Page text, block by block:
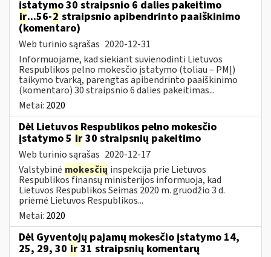
įstatymo 30 straipsnio 6 dalies pakeitimo
ir...56-2 straipsnio apibendrinto paaiškinimo
(komentaro)
Web turinio sąrašas 2020-12-31
Informuojame, kad siekiant suvienodinti Lietuvos
Respublikos pelno mokesčio įstatymo (toliau – PMĮ)
taikymo tvarką, parengtas apibendrinto paaiškinimo
(komentaro) 30 straipsnio 6 dalies pakeitimas...
Metai: 2020
Dėl Lietuvos Respublikos pelno mokesčio
įstatymo 5 ir 30 straipsnių pakeitimo
Web turinio sąrašas 2020-12-17
Valstybinė mokesčių inspekcija prie Lietuvos
Respublikos finansų ministerijos informuoja, kad
Lietuvos Respublikos Seimas 2020 m. gruodžio 3 d.
priėmė Lietuvos Respublikos...
Metai: 2020
Dėl Gyventojų pajamų mokesčio įstatymo 14,
25, 29, 30 ir 31 straipsnių komentarų